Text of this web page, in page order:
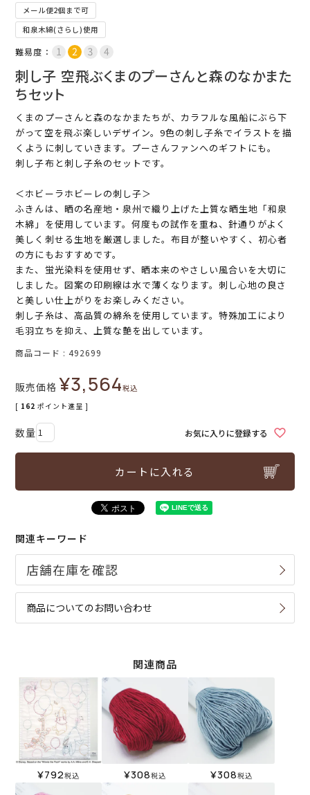
メール便2個まで可
和泉木綿(さらし)使用
難易度：
刺し子 空飛ぶくまのプーさんと森のなかまた
ちセット
くまのプーさんと森のなかまたちが、カラフルな風船にぶら下
がって空を飛ぶ楽しいデザイン。9色の刺し子糸でイラストを描
くように刺していきます。プーさんファンへのギフトにも。
刺し子布と刺し子糸のセットです。
＜ホビーラホビーレの刺し子＞
ふきんは、晒の名産地・泉州で織り上げた上質な晒生地「和泉
木綿」を使用しています。何度もの試作を重ね、針通りがよく
美しく刺せる生地を厳選しました。布目が整いやすく、初心者
の方にもおすすめです。
また、蛍光染料を使用せず、晒本来のやさしい風合いを大切に
しました。図案の印刷線は水で薄くなります。刺し心地の良さ
と美しい仕上がりをお楽しみください。
刺し子糸は、高品質の綿糸を使用しています。特殊加工により
毛羽立ちを抑え、上質な艶を出しています。
商品コード 492699
販売価格 ¥3,564税込
[ 162 ポイント進呈 ]
お気に入りに登録する
カートに入れる
関連キーワード
商品についてのお問い合わせ
関連商品
¥792税込 ¥308税込 ¥308税込